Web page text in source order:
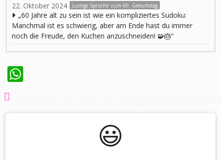
22. Oktober 2024 Lustige Sprüche zum 60. Geburtstag
„60 Jahre alt zu sein ist wie ein kompliziertes Sudoku:
Manchmal ist es schwierig, aber am Ende hast du immer
noch die Freude, den Kuchen anzuschneiden! 🧩🎂“
😃️